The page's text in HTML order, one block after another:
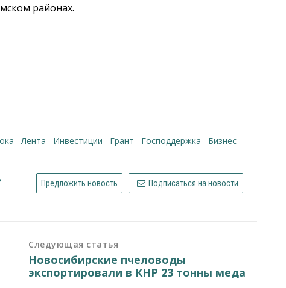
районах.
Лента инвестиции грант господдержка бизнес
Предложить новость Подписаться на новости
Следующая статья
Новосибирские пчеловоды
экспортировали в КНР 23 тонны меда